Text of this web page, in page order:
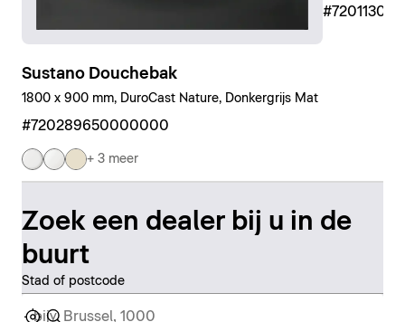
Sustano Douchebak
1800 x 900 mm, DuroCast Nature, Donkergrijs Mat
#720289650000000
+ 3 meer
Zoek een dealer bij u in de
buurt
Stad of postcode